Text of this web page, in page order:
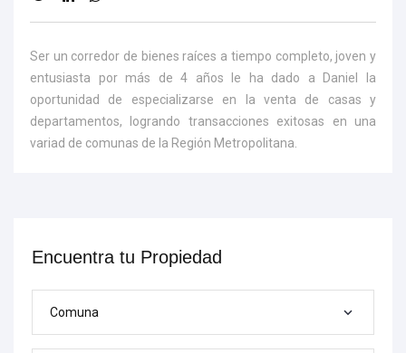
Ser un corredor de bienes raíces a tiempo completo, joven y
entusiasta por más de 4 años le ha dado a Daniel la
oportunidad de especializarse en la venta de casas y
departamentos, logrando transacciones exitosas en una
variad de comunas de la Región Metropolitana.
Encuentra tu Propiedad
Comuna